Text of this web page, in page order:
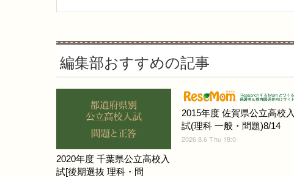
編集部おすすめの記事
2020年度 千葉県公立高校入
試[後期選抜 理科・問
2015年度 佐賀県公立高校入
試(理科 一般・問題)8/14
2026.8.6 Thu 18:0